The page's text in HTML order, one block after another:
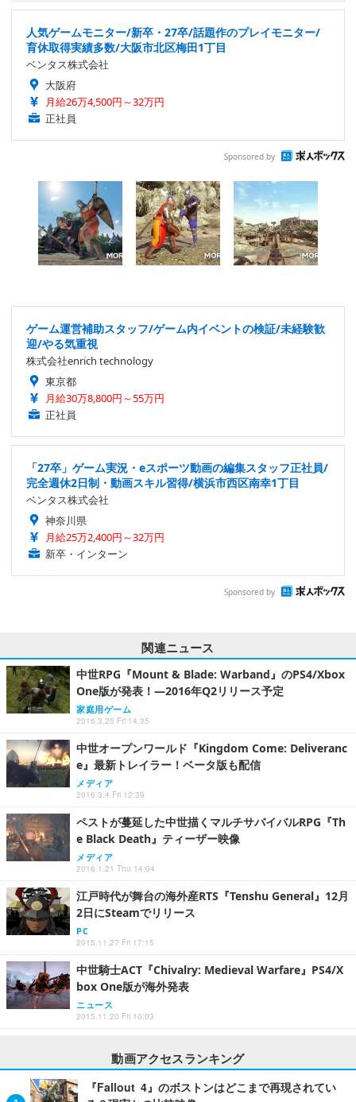
人気ゲームモニター/新卒・27卒/話題作のプレイモニター/
育休取得実績多数/大阪市北区梅田1丁目
ベンタス株式会社
大阪府
月給26万4,500円～32万円
正社員
Sponsored by
ゲーム運営補助スタッフ/ゲーム内イベントの検証/未経験歓
迎/やる気重視
株式会社enrich technology
東京都
月給30万8,800円～55万円
正社員
「27卒」ゲーム実況・eスポーツ動画の編集スタッフ正社員/
完全週休2日制・動画スキル習得/横浜市西区南幸1丁目
ベンタス株式会社
神奈川県
月給25万2,400円～32万円
新卒・インターン
Sponsored by
関連ニュース
中世RPG『Mount & Blade: Warband』のPS4/Xbox
One版が発表！―2016年Q2リリース予定
家庭用ゲーム
2016.3.25 Fri 14:35
中世オープンワールド『Kingdom Come: Deliveranc
e』最新トレイラー！ベータ版も配信
メディア
2016.3.4 Fri 12:39
ペストが蔓延した中世描くマルチサバイバルRPG『Th
e Black Death』ティーザー映像
メディア
2016.1.21 Thu 14:04
江戸時代が舞台の海外産RTS『Tenshu General』12月
2日にSteamでリリース
PC
2015.11.27 Fri 17:15
中世騎士ACT『Chivalry: Medieval Warfare』PS4/X
box One版が海外発表
ニュース
2015.11.20 Fri 10:03
動画アクセスランキング
『Fallout 4』のボストンはどこまで再現されてい